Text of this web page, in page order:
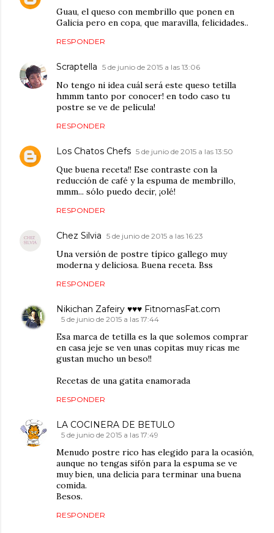
Guau, el queso con membrillo que ponen en
Galicia pero en copa, que maravilla, felicidades..
RESPONDER
Scraptella 5 de junio de 2015 a las 13:06
No tengo ni idea cuál será este queso tetilla
hmmm tanto por conocer! en todo caso tu
postre se ve de pelicula!
RESPONDER
Los Chatos Chefs 5 de junio de 2015 a las 13:50
Que buena receta!! Ese contraste con la
reducción de café y la espuma de membrillo,
mmm... sólo puedo decir, ¡olé!
RESPONDER
Chez Silvia 5 de junio de 2015 a las 16:23
Una versión de postre típico gallego muy
moderna y deliciosa. Buena receta. Bss
RESPONDER
Nikichan Zafeiry ♥♥♥ FitnomasFat.com
5 de junio de 2015 a las 17:44
Esa marca de tetilla es la que solemos comprar
en casa jeje se ven unas copitas muy ricas me
gustan mucho un beso!!
Recetas de una gatita enamorada
RESPONDER
LA COCINERA DE BETULO
5 de junio de 2015 a las 17:49
Menudo postre rico has elegido para la ocasión,
aunque no tengas sifón para la espuma se ve
muy bien, una delicia para terminar una buena
comida.
Besos.
RESPONDER